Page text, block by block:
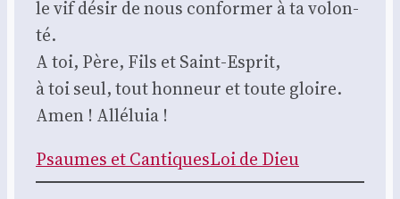
le vif désir de nous confor­mer à ta volon­
té.
A toi, Père, Fils et Saint-Esprit,
à toi seul, tout hon­neur et toute gloire.
Amen ! Allé­luia !
Psaumes et Can­tiquesLoi de Dieu